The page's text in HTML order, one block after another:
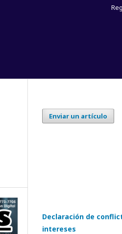
Enviar un artículo
Declaración de
intereses